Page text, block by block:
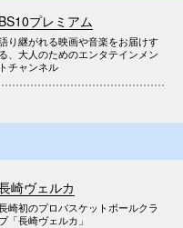
BS10プレミアム
り継がれる映画や音楽をお届けす
る、大人のためのエンタテインメン
トチャンネル
崎ヴェルカ
崎初のプロバスケットボールクラ
ブ「長崎ヴェルカ」